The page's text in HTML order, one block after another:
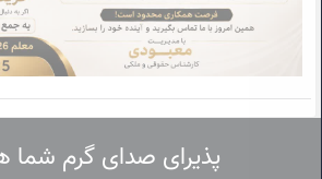
پذیرای صدای گرم شما